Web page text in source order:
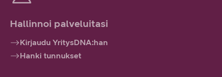
Hallinnoi palveluitasi
Kirjaudu YritysDNA:han
Hanki tunnukset